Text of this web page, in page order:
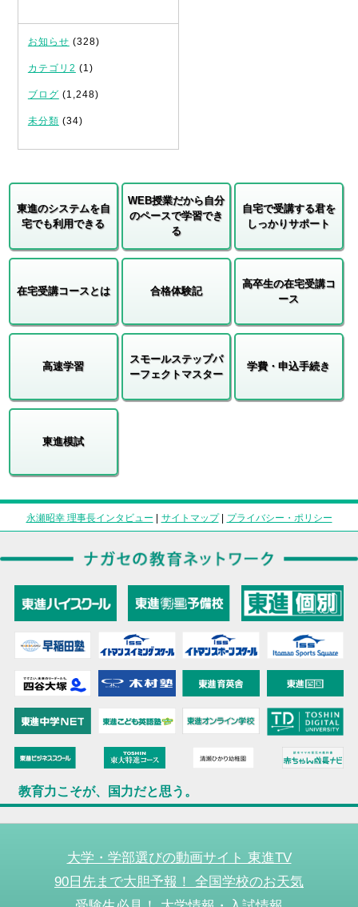
お知らせ (328)
カテゴリ2 (1)
ブログ (1,248)
未分類 (34)
東進のシステムを自
宅でも利用できる
WEB授業だから自分
のペースで学習でき
る
自宅で受講する君を
しっかりサポート
在宅受講コースとは 合格体験記
高卒生の在宅受講コ
ース
高速学習
スモールステップパ
ーフェクトマスター
学費・申込手続き
東進模試
永瀬昭幸 理事長インタビュー サイトマップ| プライバシー・ポリシー
教育力こそが、国力だと思う。
大学・学部選びの動画サイト 東進TV
90日先まで大胆予報！ 全国学校のお天気